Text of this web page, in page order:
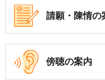
請願・陳情の
傍聴の案内